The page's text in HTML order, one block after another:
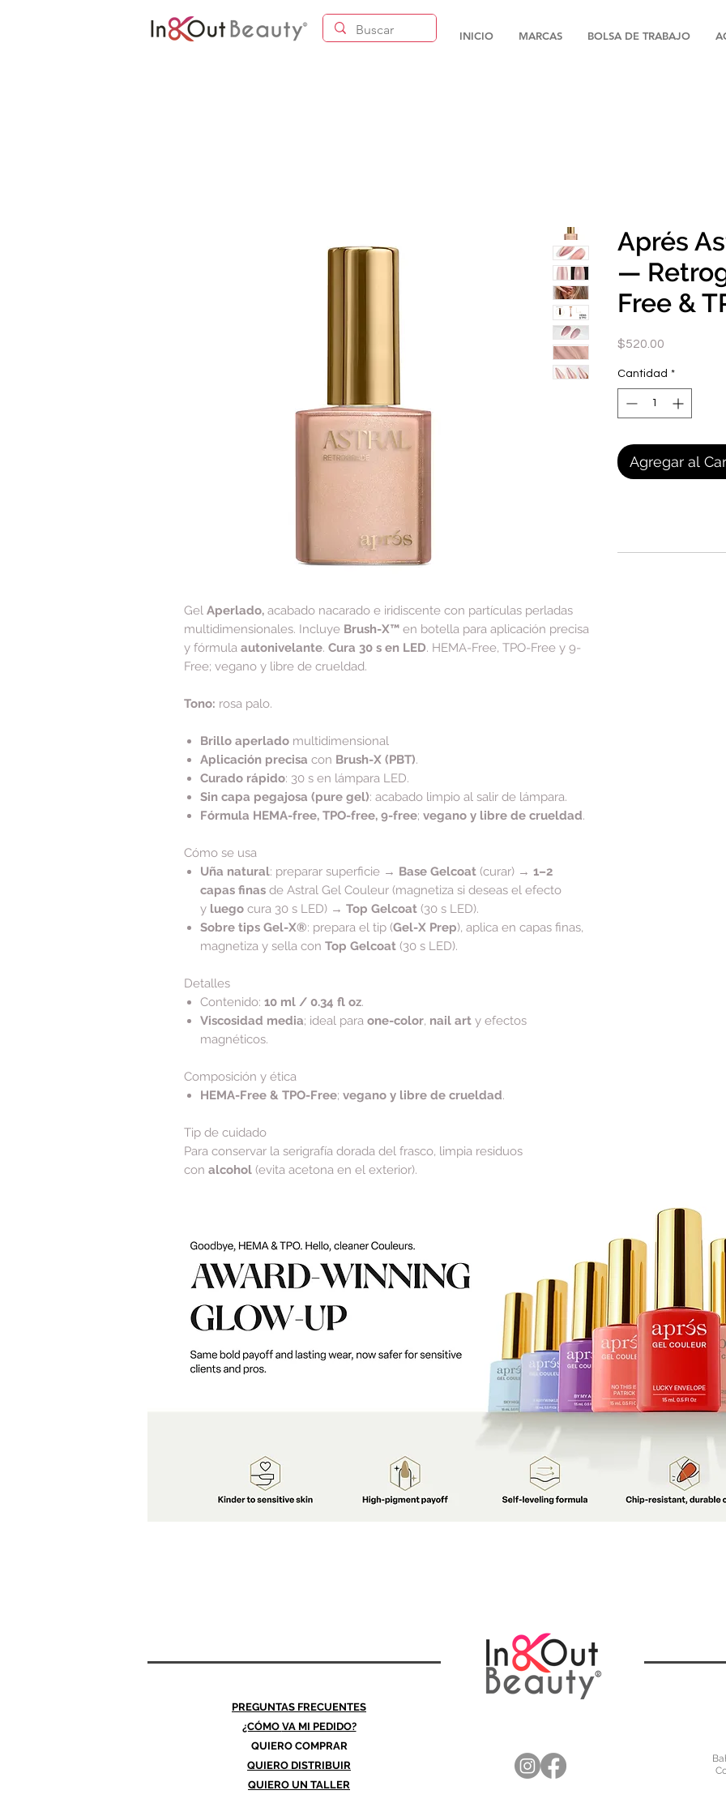
INICIO MARCAS BOLSA DE TRABAJO
Gel Aperlado, acabado nacarado e iridiscente con partículas perladas
multidimensionales. Incluye Brush-X™ en botella para aplicación precisa
y fórmula autonivelante. Cura 30 s en LED. HEMA-Free, TPO-Free y 9-
Free; vegano y libre de crueldad.
Tono: rosa palo.
Brillo aperlado multidimensional
Aplicación precisa con Brush-X (PBT).
Curado rápido: 30 s en lámpara LED.
Sin capa pegajosa (pure gel): acabado limpio al salir de lámpara.
Fórmula HEMA-free, TPO-free, 9-free; vegano y libre de crueldad.
Cómo se usa
Uña natural: preparar superficie → Base Gelcoat (curar) → 1–2
capas finas de Astral Gel Couleur (magnetiza si deseas el efecto
y luego cura 30 s LED) → Top Gelcoat (30 s LED).
Sobre tips Gel-X®: prepara el tip (Gel-X Prep), aplica en capas finas,
magnetiza y sella con Top Gelcoat (30 s LED).
Detalles
Contenido: 10 ml / 0.34 fl oz.
Viscosidad media; ideal para one-color, nail art y efectos
magnéticos.
Composición y ética
HEMA-Free & TPO-Free; vegano y libre de crueldad.
Tip de cuidado
Para conservar la serigrafía dorada del frasco, limpia residuos
con alcohol (evita acetona en el exterior).
Aprés
—
Free &
$520.00
Cantidad *
Agregar al
PREGUNTAS FRECUENTES
¿CÓMO VA MI PEDIDO?
QUIERO COMPRAR
QUIERO DISTRIBUIR
QUIERO UN TALLER